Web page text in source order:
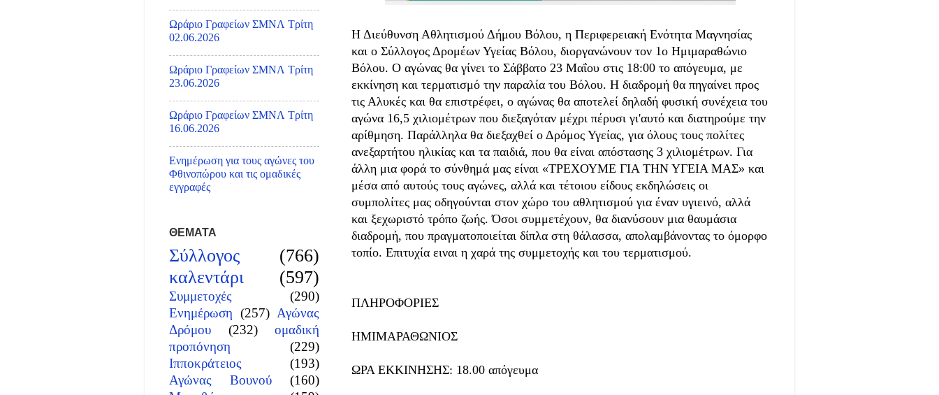
Η Διεύθυνση Αθλητισμού Δήμου Βόλου, η Περιφερειακή Ενότητα Μαγνησίας
και ο Σύλλογος Δρομέων Υγείας Βόλου, διοργανώνουν τον 1ο Ημιμαραθώνιο
Βόλου. Ο αγώνας θα γίνει το Σάββατο 23 Μαΐου στις 18:00 το απόγευμα, με
εκκίνηση και τερματισμό την παραλία του Βόλου. Η διαδρομή θα πηγαίνει προς
τις Αλυκές και θα επιστρέφει, ο αγώνας θα αποτελεί δηλαδή φυσική συνέχεια του
αγώνα 16,5 χιλιομέτρων που διεξαγόταν μέχρι πέρυσι γι'αυτό και διατηρούμε την
αρίθμηση. Παράλληλα θα διεξαχθεί ο Δρόμος Υγείας, για όλους τους πολίτες
ανεξαρτήτου ηλικίας και τα παιδιά, που θα είναι απόστασης 3 χιλιομέτρων. Για
άλλη μια φορά το σύνθημά μας είναι «ΤΡΕΧΟΥΜΕ ΓΙΑ ΤΗΝ ΥΓΕΙΑ ΜΑΣ» και
μέσα από αυτούς τους αγώνες, αλλά και τέτοιου είδους εκδηλώσεις οι
συμπολίτες μας οδηγούνται στον χώρο του αθλητισμού για έναν υγιεινό, αλλά
και ξεχωριστό τρόπο ζωής. Όσοι συμμετέχουν, θα διανύσουν μια θαυμάσια
διαδρομή, που πραγματοποιείται δίπλα στη θάλασσα, απολαμβάνοντας το όμορφο
τοπίο. Επιτυχία ειναι η χαρά της συμμετοχής και του τερματισμού.
ΠΛΗΡΟΦΟΡΙΕΣ
ΗΜΙΜΑΡΑΘΩΝΙΟΣ
ΩΡΑ ΕΚΚΙΝΗΣΗΣ: 18.00 απόγευμα
Ωράριο Γραφείων ΣΜΝΛ Τρίτη
02.06.2026
Ωράριο Γραφείων ΣΜΝΛ Τρίτη
23.06.2026
Ωράριο Γραφείων ΣΜΝΛ Τρίτη
16.06.2026
Ενημέρωση για τους αγώνες του
Φθινοπώρου και τις ομαδικές
εγγραφές
ΘΕΜΑΤΑ
Σύλλογος
(766)
καλεντάρι
(597)
Συμμετοχές
(290)
Ενημέρωση (257) Αγώνας
Δρόμου
(232)
ομαδική
προπόνηση
(229)
Ιπποκράτειος
(193)
Αγώνας Βουνού
(160)